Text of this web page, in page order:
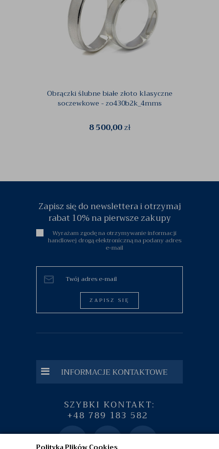
Obrączki ślubne białe złoto klasyczne
soczewkowe - zo430b2k_4mms
8 500,00zł
Zapisz się do newslettera i otrzymaj
rabat 10% na pierwsze zakupy
Wyrażam zgodę na otrzymywanie informacji
handlowej drogą elektroniczną na podany adres
e-mail
ZAPISZ SIĘ
INFORMACJE KONTAKTOWE
SZYBKI KONTAKT:
+48 789 183 582